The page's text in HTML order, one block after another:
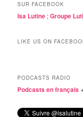
SUR FACEBOOK
Isa Lutine ;Groupe
LIKE US ON
PODCASTS RADIO
Podcasts en français